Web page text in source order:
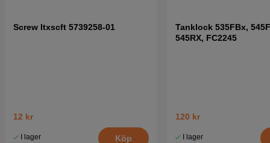
Screw Itxscft 5739258-01
12 kr
I lager Köp
Tanklock 535FBx,
545RX, FC2245
120 kr
I lager